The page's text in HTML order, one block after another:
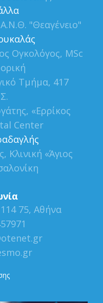
"Θεαγένειο"
Ογκολόγος, MSc
Τμήμα, 417
«Ερρίκος
Center
Κλινική «Άγιος
75, Αθήνα